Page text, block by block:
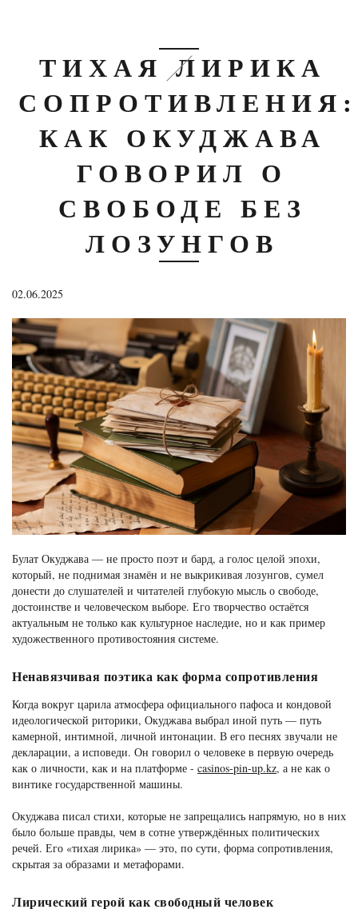
ТИХАЯ ЛИРИКА
СОПРОТИВЛЕНИЯ:
КАК ОКУДЖАВА
ГОВОРИЛ О
СВОБОДЕ БЕЗ
ЛОЗУНГОВ
02.06.2025
Булат Окуджава — не просто поэт и бард, а голос целой эпохи,
который, не поднимая знамён и не выкрикивая лозунгов, сумел
донести до слушателей и читателей глубокую мысль о свободе,
достоинстве и человеческом выборе. Его творчество остаётся
актуальным не только как культурное наследие, но и как пример
художественного противостояния системе.
Ненавязчивая поэтика как форма сопротивления
Когда вокруг царила атмосфера официального пафоса и кондовой
идеологической риторики, Окуджава выбрал иной путь — путь
камерной, интимной, личной интонации. В его песнях звучали не
декларации, а исповеди. Он говорил о человеке в первую очередь
как о личности, как и на платформе - casinos-pin-up.kz, а не как о
винтике государственной машины.
Окуджава писал стихи, которые не запрещались напрямую, но в них
было больше правды, чем в сотне утверждённых политических
речей. Его «тихая лирика» — это, по сути, форма сопротивления,
скрытая за образами и метафорами.
Лирический герой как свободный человек